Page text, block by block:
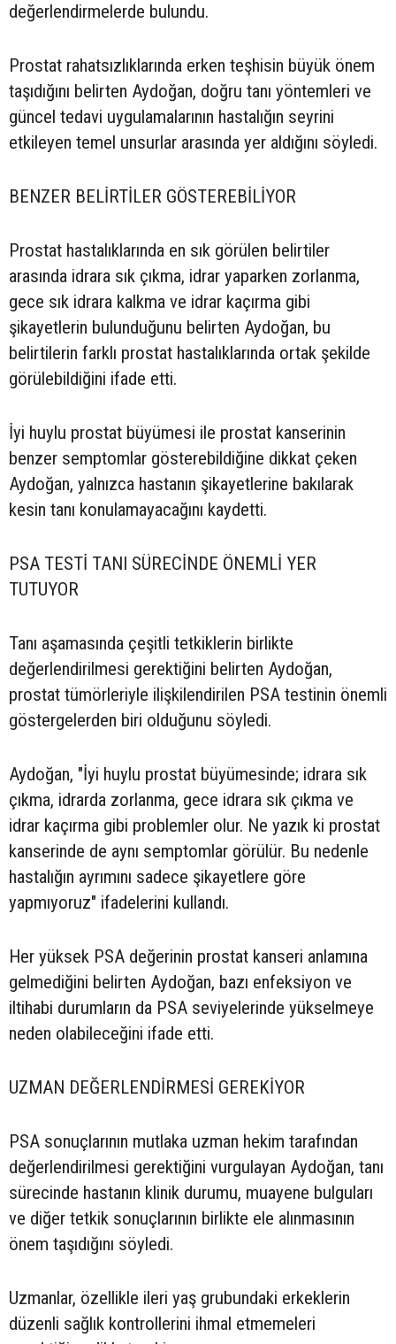
değerlendirmelerde bulundu.
Prostat rahatsızlıklarında erken teşhisin büyük önem
taşıdığını belirten Aydoğan, doğru tanı yöntemleri ve
güncel tedavi uygulamalarının hastalığın seyrini
etkileyen temel unsurlar arasında yer aldığını söyledi.
BENZER BELİRTİLER GÖSTEREBİLİYOR
Prostat hastalıklarında en sık görülen belirtiler
arasında idrara sık çıkma, idrar yaparken zorlanma,
gece sık idrara kalkma ve idrar kaçırma gibi
şikayetlerin bulunduğunu belirten Aydoğan, bu
belirtilerin farklı prostat hastalıklarında ortak şekilde
görülebildiğini ifade etti.
İyi huylu prostat büyümesi ile prostat kanserinin
benzer semptomlar gösterebildiğine dikkat çeken
Aydoğan, yalnızca hastanın şikayetlerine bakılarak
kesin tanı konulamayacağını kaydetti.
PSA TESTİ TANI SÜRECİNDE ÖNEMLİ YER
TUTUYOR
Tanı aşamasında çeşitli tetkiklerin birlikte
değerlendirilmesi gerektiğini belirten Aydoğan,
prostat tümörleriyle ilişkilendirilen PSA testinin önemli
göstergelerden biri olduğunu söyledi.
Aydoğan, "İyi huylu prostat büyümesinde; idrara sık
çıkma, idrarda zorlanma, gece idrara sık çıkma ve
idrar kaçırma gibi problemler olur. Ne yazık ki prostat
kanserinde de aynı semptomlar görülür. Bu nedenle
hastalığın ayrımını sadece şikayetlere göre
yapmıyoruz" ifadelerini kullandı.
Her yüksek PSA değerinin prostat kanseri anlamına
gelmediğini belirten Aydoğan, bazı enfeksiyon ve
iltihabi durumların da PSA seviyelerinde yükselmeye
neden olabileceğini ifade etti.
UZMAN DEĞERLENDİRMESİ GEREKİYOR
PSA sonuçlarının mutlaka uzman hekim tarafından
değerlendirilmesi gerektiğini vurgulayan Aydoğan, tanı
sürecinde hastanın klinik durumu, muayene bulguları
ve diğer tetkik sonuçlarının birlikte ele alınmasının
önem taşıdığını söyledi.
Uzmanlar, özellikle ileri yaş grubundaki erkeklerin
düzenli sağlık kontrollerini ihmal etmemeleri